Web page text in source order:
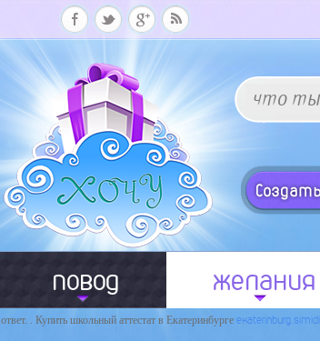
повод желания
ответ. . Купить школьный аттестат в Екатеринбурге